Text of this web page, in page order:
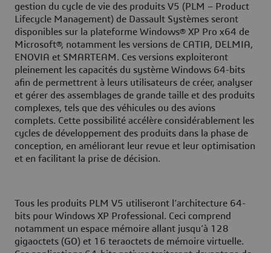
gestion du cycle de vie des produits V5 (PLM – Product
Lifecycle Management) de Dassault Systèmes seront
disponibles sur la plateforme Windows® XP Pro x64 de
Microsoft®, notamment les versions de CATIA, DELMIA,
ENOVIA et SMARTEAM. Ces versions exploiteront
pleinement les capacités du système Windows 64-bits
afin de permettrent à leurs utilisateurs de créer, analyser
et gérer des assemblages de grande taille et des produits
complexes, tels que des véhicules ou des avions
complets. Cette possibilité accélère considérablement les
cycles de développement des produits dans la phase de
conception, en améliorant leur revue et leur optimisation
et en facilitant la prise de décision.
Tous les produits PLM V5 utiliseront l’architecture 64-
bits pour Windows XP Professional. Ceci comprend
notamment un espace mémoire allant jusqu’à 128
gigaoctets (GO) et 16 teraoctets de mémoire virtuelle.